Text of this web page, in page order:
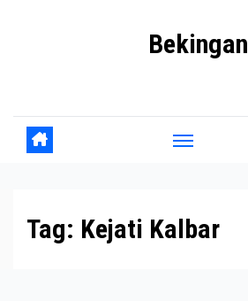
Bekingan
Tag: Kejati Kalbar